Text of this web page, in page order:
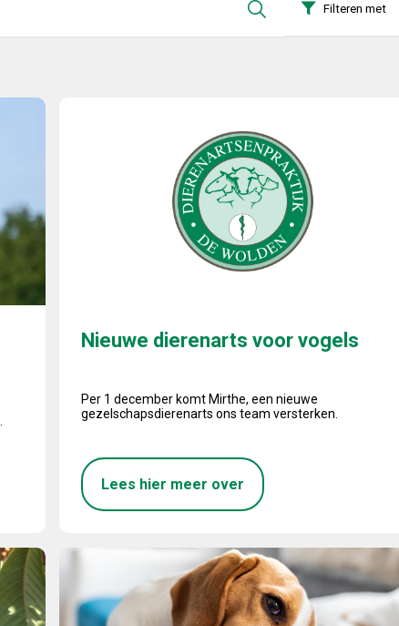
Filteren met
Nieuwe dierenarts voor vogels
Per 1 december komt Mirthe, een nieuwe
gezelschapsdierenarts ons team versterken.
Lees hier meer over
Februari gebitsmaand 2022